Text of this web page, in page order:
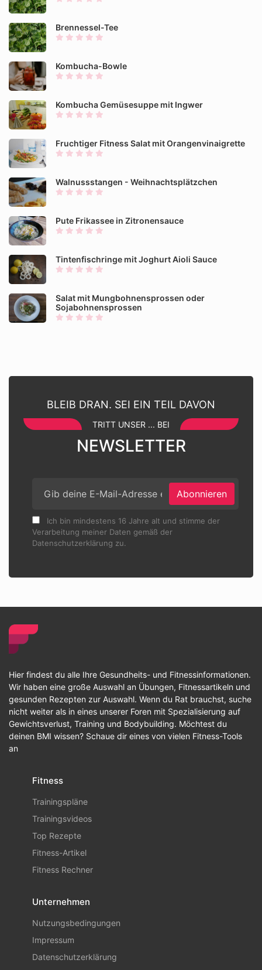
Brennessel-Tee
Kombucha-Bowle
Kombucha Gemüsesuppe mit Ingwer
Fruchtiger Fitness Salat mit Orangenvinaigrette
Walnussstangen - Weihnachtsplätzchen
Pute Frikassee in Zitronensauce
Tintenfischringe mit Joghurt Aioli Sauce
Salat mit Mungbohnensprossen oder
Sojabohnensprossen
BLEIB DRAN. SEI EIN TEIL DAVON
TRITT UNSER ... BEI
NEWSLETTER
Abonnieren
Ich bin mindestens 16 Jahre alt und stimme der
Verarbeitung meiner Daten gemäß der
Datenschutzerklärung zu.
Hier findest du alle Ihre Gesundheits- und Fitnessinformationen.
Wir haben eine große Auswahl an Übungen, Fitnessartikeln und
gesunden Rezepten zur Auswahl. Wenn du Rat brauchst, suche
nicht weiter als in eines unserer Foren mit Spezialisierung auf
Gewichtsverlust, Training und Bodybuilding. Möchtest du
deinen BMI wissen? Schaue dir eines von vielen Fitness-Tools
an
Fitness
Trainingspläne
Trainingsvideos
Top Rezepte
Fitness-Artikel
Fitness Rechner
Unternehmen
Nutzungsbedingungen
Impressum
Datenschutzerklärung